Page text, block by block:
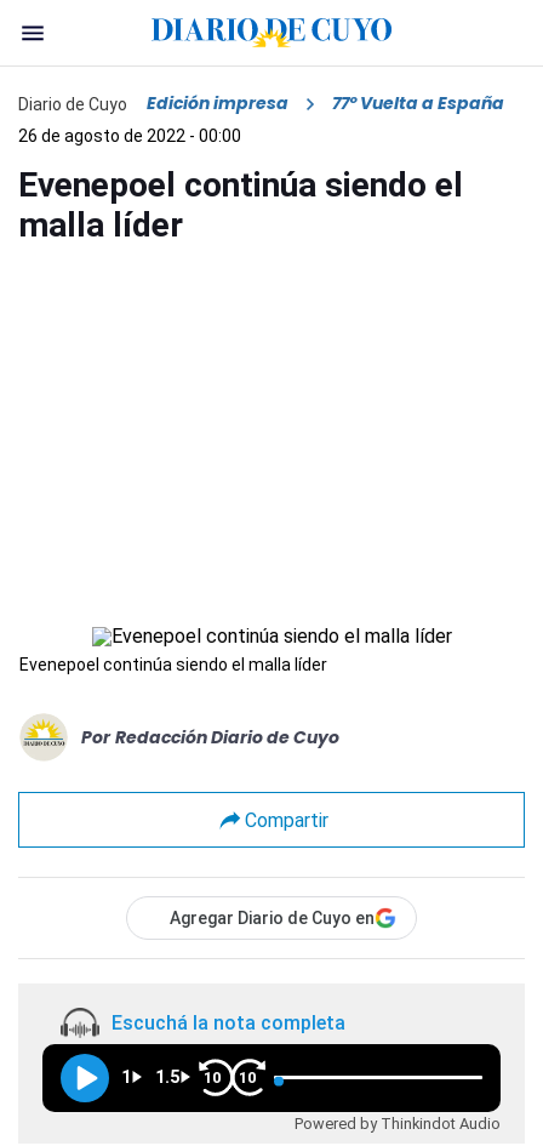
Diario de Cuyo Edición impresa 77º Vuelta a España
26 de agosto de 2022 - 00:00
Evenepoel continúa siendo el
malla líder
Evenepoel continúa siendo el malla líder
Por Redacción Diario de Cuyo
Compartir
Agregar Diario de Cuyo en
Escuchá la nota completa
1 1.5 10 10
Powered by Thinkindot Audio